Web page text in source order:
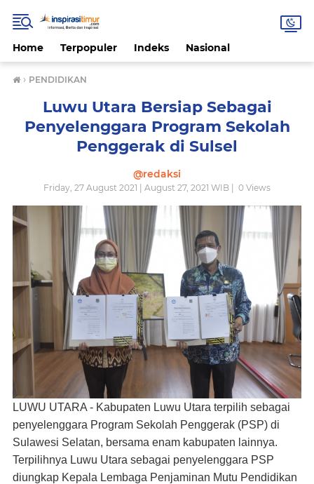
Home Terpopuler Indeks Nasional
› PENDIDIKAN
Luwu Utara Bersiap Sebagai
Penyelenggara Program Sekolah
Penggerak di Sulsel
@redaksi
Friday, 27 August 2021 | August 27, 2021 WIB | 0 Views
LUWU UTARA - Kabupaten Luwu Utara terpilih sebagai
penyelenggara Program Sekolah Penggerak (PSP) di
Sulawesi Selatan, bersama enam kabupaten lainnya.
Terpilihnya Luwu Utara sebagai penyelenggara PSP
diungkap Kepala Lembaga Penjaminan Mutu Pendidikan